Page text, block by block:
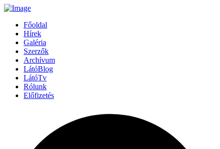
Főoldal
Hírek
Galéria
Szerzők
Archívum
LátóBlog
LátóTv
Rólunk
Előfizetés